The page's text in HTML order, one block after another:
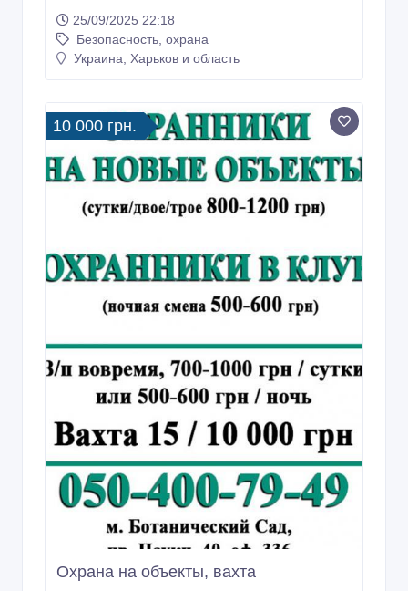
25/09/2025 22:18
Безопасность, охрана
Украина, Харьков и область
10 000 грн.
Охрана на объекты, вахта